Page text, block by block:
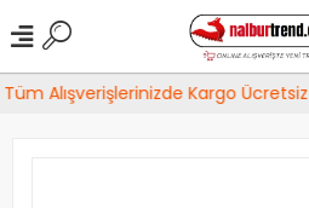
Alışverişlerinizde Kargo Ücretsiz!